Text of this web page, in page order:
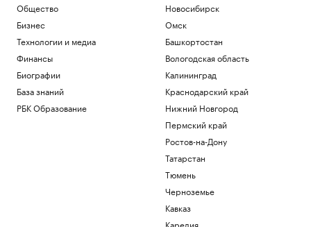
Общество
Бизнес
Технологии и медиа
Финансы
Биографии
База знаний
РБК Образование
Новосибирск
Омск
Башкортостан
Вологодская область
Калининград
Краснодарский край
Нижний Новгород
Пермский край
Ростов-на-Дону
Татарстан
Тюмень
Черноземье
Кавказ
Карелия